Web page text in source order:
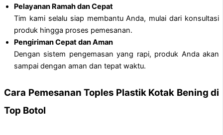
Pelayanan Ramah dan Cepat
Tim kami selalu siap membantu Anda, mulai dari konsultasi
produk hingga proses pemesanan.
Pengiriman Cepat dan Aman
Dengan sistem pengemasan yang rapi, produk Anda akan
sampai dengan aman dan tepat waktu.
Cara Pemesanan Toples Plastik Kotak Bening di
Top Botol